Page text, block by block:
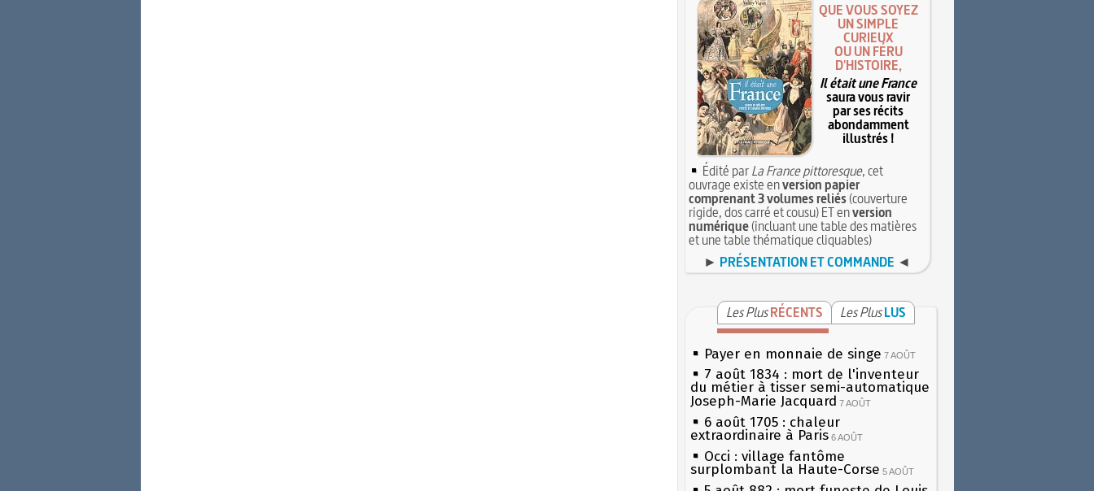
QUE VOUS SOYEZ
UN SIMPLE
CURIEUX
OU UN FÉRU
D'HISTOIRE,
Il était une France
saura vous ravir
par ses récits
abondamment
illustrés !
Édité parLa France pittoresque, cet
ouvrage existe enversion papier
comprenant 3 volumes reliés(couverture
rigide, dos carré et cousu) ET enversion
numérique(incluant une table des matières
et une table thématique cliquables)
► PRÉSENTATION ET COMMANDE ◄
Les Plus RÉCENTS Les Plus LUS
Payer en monnaie de singe 7 AOÛT
7 août 1834 : mort de l'inventeur
du métier à tisser semi-automatique
Joseph-Marie Jacquard 7 AOÛT
6 août 1705 : chaleur
extraordinaire à Paris 6 AOÛT
Occi : village fantôme
surplombant la Haute-Corse 5 AOÛT